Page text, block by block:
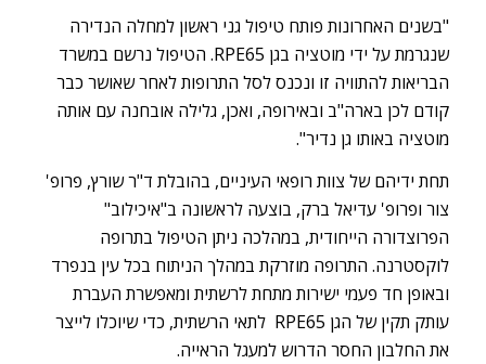
"בשנים האחרונות פותח טיפול גני ראשון למחלה הנדירה
שנגרמת על ידי מוטציה בגן RPE65. הטיפול נרשם במשרד
הבריאות להתוויה זו ונכנס לסל התרופות לאחר שאושר כבר
קודם לכן בארה"ב ובאירופה, ואכן, גלילה אובחנה עם אותה
מוטציה באותו גן נדיר".
תחת ידיהם של צוות רופאי העיניים, בהובלת ד"ר שורץ, פרופ'
צור ופרופ' עדיאל ברק, בוצעה לראשונה ב"איכילוב"
הפרוצדורה הייחודית, במהלכה ניתן הטיפול בתרופה
לוקסטרנה. התרופה מוזרקת במהלך הניתוח בכל עין בנפרד
ובאופן חד פעמי ישירות מתחת לרשתית ומאפשרת העברת
עותק תקין של הגן RPE65 לתאי הרשתית, כדי שיוכלו לייצר
את החלבון החסר הדרוש למעגל הראייה.